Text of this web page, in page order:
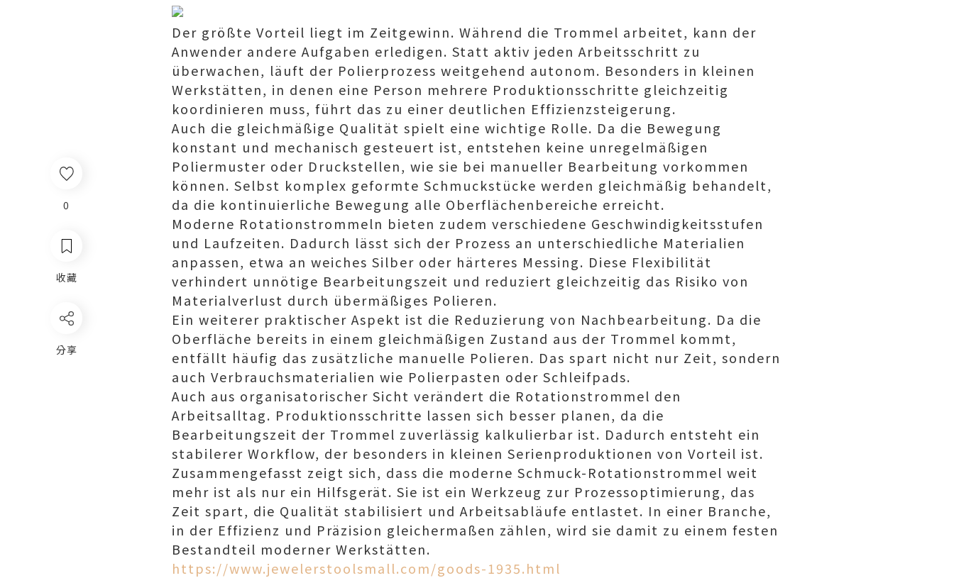
0
收藏
分享
Der größte Vorteil liegt im Zeitgewinn. Während die Trommel arbeitet, kann der
Anwender andere Aufgaben erledigen. Statt aktiv jeden Arbeitsschritt zu
überwachen, läuft der Polierprozess weitgehend autonom. Besonders in kleinen
Werkstätten, in denen eine Person mehrere Produktionsschritte gleichzeitig
koordinieren muss, führt das zu einer deutlichen Effizienzsteigerung.
Auch die gleichmäßige Qualität spielt eine wichtige Rolle. Da die Bewegung
konstant und mechanisch gesteuert ist, entstehen keine unregelmäßigen
Poliermuster oder Druckstellen, wie sie bei manueller Bearbeitung vorkommen
können. Selbst komplex geformte Schmuckstücke werden gleichmäßig behandelt,
da die kontinuierliche Bewegung alle Oberflächenbereiche erreicht.
Moderne Rotationstrommeln bieten zudem verschiedene Geschwindigkeitsstufen
und Laufzeiten. Dadurch lässt sich der Prozess an unterschiedliche Materialien
anpassen, etwa an weiches Silber oder härteres Messing. Diese Flexibilität
verhindert unnötige Bearbeitungszeit und reduziert gleichzeitig das Risiko von
Materialverlust durch übermäßiges Polieren.
Ein weiterer praktischer Aspekt ist die Reduzierung von Nachbearbeitung. Da die
Oberfläche bereits in einem gleichmäßigen Zustand aus der Trommel kommt,
entfällt häufig das zusätzliche manuelle Polieren. Das spart nicht nur Zeit, sondern
auch Verbrauchsmaterialien wie Polierpasten oder Schleifpads.
Auch aus organisatorischer Sicht verändert die Rotationstrommel den
Arbeitsalltag. Produktionsschritte lassen sich besser planen, da die
Bearbeitungszeit der Trommel zuverlässig kalkulierbar ist. Dadurch entsteht ein
stabilerer Workflow, der besonders in kleinen Serienproduktionen von Vorteil ist.
Zusammengefasst zeigt sich, dass die moderne Schmuck-Rotationstrommel weit
mehr ist als nur ein Hilfsgerät. Sie ist ein Werkzeug zur Prozessoptimierung, das
Zeit spart, die Qualität stabilisiert und Arbeitsabläufe entlastet. In einer Branche,
in der Effizienz und Präzision gleichermaßen zählen, wird sie damit zu einem festen
Bestandteil moderner Werkstätten.
https://www.jewelerstoolsmall.com/goods-1935.html